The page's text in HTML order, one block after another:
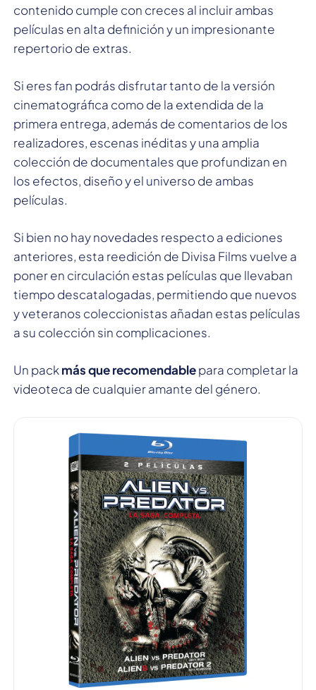
contenido cumple con creces al incluir ambas
películas en alta definición y un impresionante
repertorio de extras.
Si eres fan podrás disfrutar tanto de la versión
cinematográfica como de la extendida de la
primera entrega, además de comentarios de los
realizadores, escenas inéditas y una amplia
colección de documentales que profundizan en
los efectos, diseño y el universo de ambas
películas.
Si bien no hay novedades respecto a ediciones
anteriores, esta reedición de Divisa Films vuelve a
poner en circulación estas películas que llevaban
tiempo descatalogadas, permitiendo que nuevos
y veteranos coleccionistas añadan estas películas
a su colección sin complicaciones.
Un packmás que recomendablepara completar la
videoteca de cualquier amante del género.